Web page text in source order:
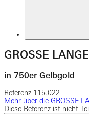
GROSSE
in 750er Gelbgold
Referenz 115.022
Mehr über die GROSSE
Diese Referenz ist nicht